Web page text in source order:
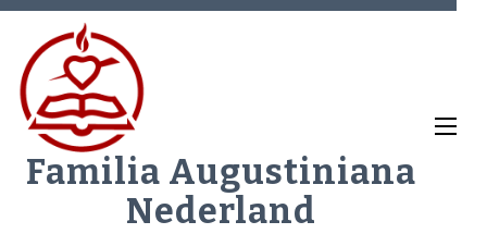
Ga
inhoud
(Druk
enter)
Familia Augustiniana
Nederland